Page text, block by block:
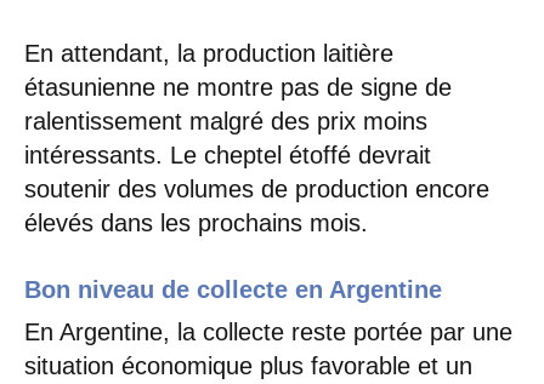
En attendant, la production laitière
étasunienne ne montre pas de signe de
ralentissement malgré des prix moins
intéressants. Le cheptel étoffé devrait
soutenir des volumes de production encore
élevés dans les prochains mois.
Bon niveau de collecte en Argentine
En Argentine, la collecte reste portée par une
situation économique plus favorable et un